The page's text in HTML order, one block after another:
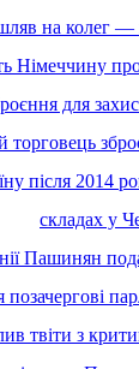
на колег —
Німеччину
для
торговець
після 2014
складах у
Пашинян
позачергові
твіти з